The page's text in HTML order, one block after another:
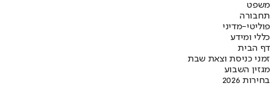
משפט
תחבורה
פוליטי-מדיני
כללי ומידע
דף הבית
זמני כניסת וצאת שבת
מגזין השבוע
בחירות 2026